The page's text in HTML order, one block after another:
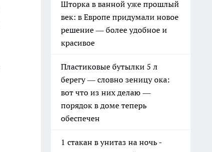
Шторка в ванной уже прошлый
век: в Европе придумали новое
решение — более удобное и
красивое
Пластиковые бутылки 5 л
берегу — словно зеницу ока:
вот что из них делаю —
порядок в доме теперь
обеспечен
1 стакан в унитаз на ночь -